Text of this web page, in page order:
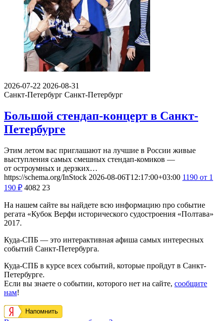
2026-07-22 2026-08-31
Санкт-Петербург Санкт-Петербург
Большой стендап-концерт в Санкт-
Петербурге
Этим летом вас приглашают на лучшие в России живые
выступления самых смешных стендап-комиков —
от остроумных и дерзких…
https://schema.org/InStock 2026-08-06T12:17:00+03:00 1190 от 1
190 ₽ 4082 23
На нашем сайте вы найдете всю информацию про событие
регата «Кубок Верфи исторического судостроения «Полтава»
2017.
Куда-СПБ — это интерактивная афиша самых интересных
событий Санкт-Петербурга.
Куда-СПБ в курсе всех событий, которые пройдут в Санкт-
Петербурге.
Если вы знаете о событии, которого нет на сайте, сообщите
нам!
Напомнить